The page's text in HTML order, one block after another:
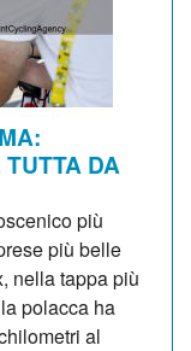
DA
più
più belle
nella tappa più
polacca ha
al